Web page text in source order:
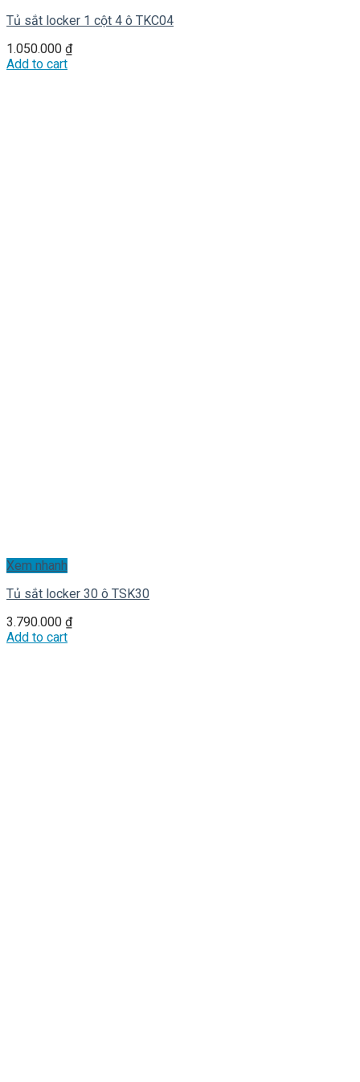
Tủ sắt locker 1 cột 4 ô TKC04
1.050.000 ₫
Add to cart
Xem nhanh
Tủ sắt locker 30 ô TSK30
3.790.000 ₫
Add to cart